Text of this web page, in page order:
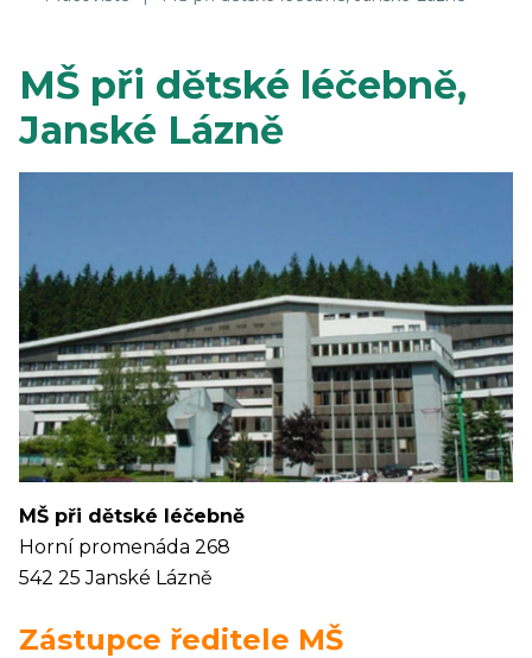
MŠ při dětské léčebně,
Janské Lázně
MŠ při dětské léčebně
Horní promenáda 268
542 25 Janské Lázně
Zástupce ředitele MŠ